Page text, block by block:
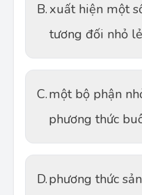
B. xuất hiện một
tương đối nhỏ lẻ
C.một bộ phận
phương thức
D.phương thức